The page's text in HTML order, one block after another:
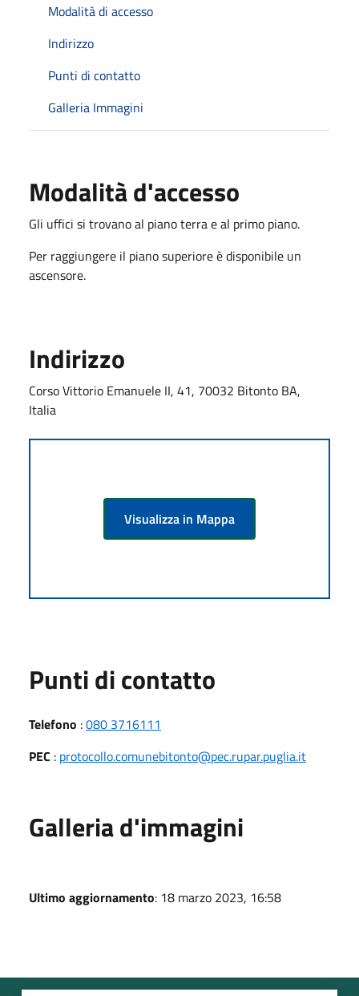
Modalità di accesso
Indirizzo
Punti di contatto
Galleria Immagini
Modalità d'accesso
Gli uffici si trovano al piano terra e al primo piano.
Per raggiungere il piano superiore è disponibile un
ascensore.
Indirizzo
Corso Vittorio Emanuele II, 41, 70032 Bitonto BA,
Italia
Visualizza in Mappa
Punti di contatto
Telefono :080 3716111
PEC : protocollo.comunebitonto@pec.rupar.puglia.it
Galleria d'immagini
Ultimo aggiornamento: 18 marzo 2023, 16:58